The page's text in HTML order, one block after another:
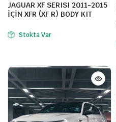
JAGUAR XF SERISI 2011-2015
İÇİN XFR (XF R) BODY KIT
Stokta Var